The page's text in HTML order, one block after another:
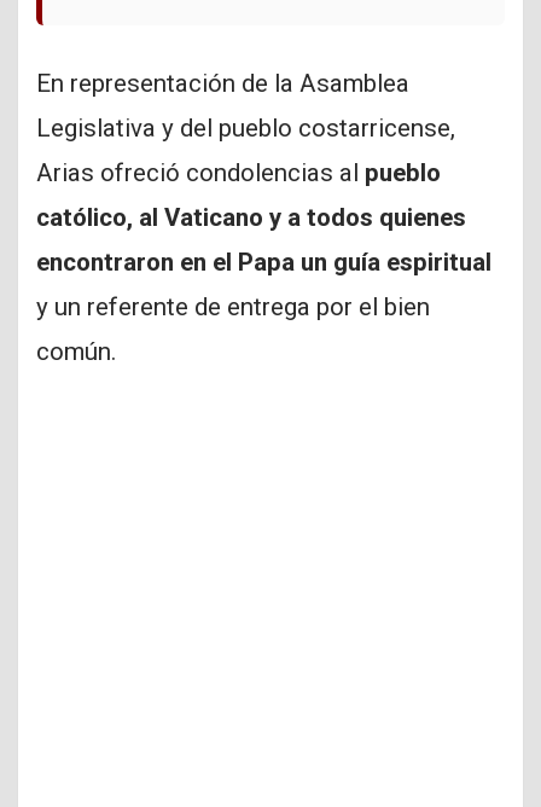
En representación de la Asamblea
Legislativa y del pueblo costarricense,
Arias ofreció condolencias al pueblo
católico, al Vaticano y a todos quienes
encontraron en el Papa un guía espiritual
y un referente de entrega por el bien
común.